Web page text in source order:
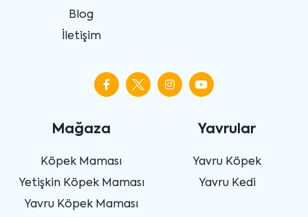
Blog
İletişim
Mağaza
Köpek Maması
Yetişkin Köpek Maması
Yavru Köpek Maması
Yavrular
Yavru Köpek
Yavru Kedi